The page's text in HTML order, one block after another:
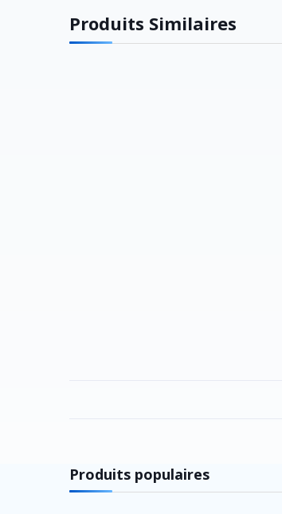
Produits Similaires
Produits populaires